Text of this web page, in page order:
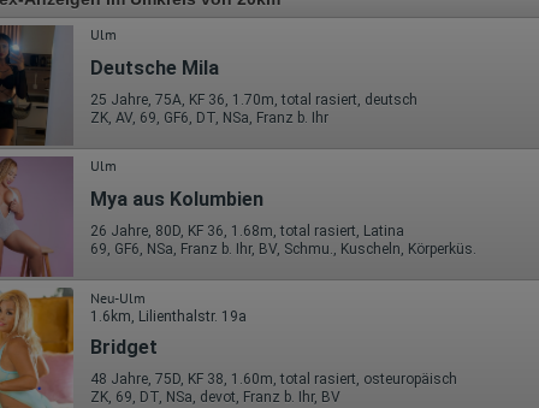
Ulm
Deutsche Mila
25 Jahre, 75A, KF 36, 1.70m, total rasiert, deutsch
ZK, AV, 69, GF6, DT, NSa, Franz b. Ihr
Ulm
Mya aus Kolumbien
26 Jahre, 80D, KF 36, 1.68m, total rasiert, Latina
69, GF6, NSa, Franz b. Ihr, BV, Schmu., Kuscheln, Körperküs.
Neu-Ulm
1.6km, Lilienthalstr. 19a
Bridget
48 Jahre, 75D, KF 38, 1.60m, total rasiert, osteuropäisch
ZK, 69, DT, NSa, devot, Franz b. Ihr, BV